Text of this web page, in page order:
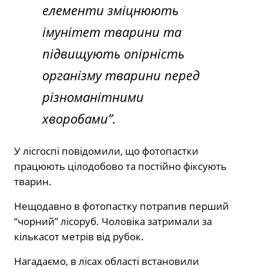
елементи зміцнюють
імунітет тварини та
підвищують опірність
організму тварини перед
різноманітними
хворобами”.
У лісгоспі повідомили, що фотопастки
працюють цілодобово та постійно фіксують
тварин.
Нещодавно в фотопастку потрапив перший
“чорний” лісоруб. Чоловіка затримали за
кількасот метрів від рубок.
Нагадаємо, в лісах області встановили